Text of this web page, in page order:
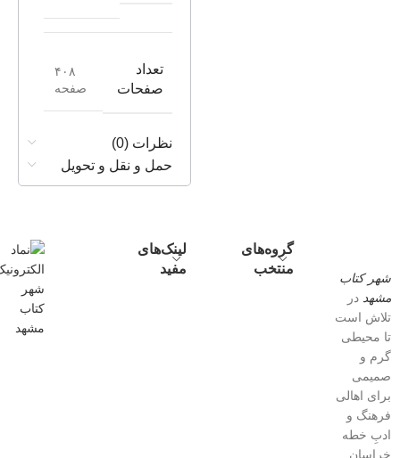
تعداد
صفحات
۴۰۸
صفحه
نظرات (0)
حمل و نقل و تحویل
شهر کتاب
مشهد در
تلاش است
تا محیطی
گرم و
صمیمی
برای اهالی
فرهنگ و
ادبِ خطه
خراسان
گروه‌های
منتخب
لینک‌های
مفید